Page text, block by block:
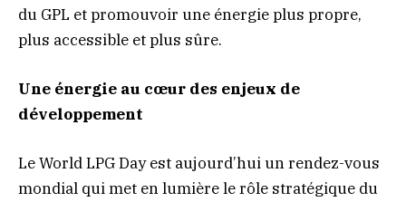
du GPL et promouvoir une énergie plus propre,
plus accessible et plus sûre.
Une énergie au cœur des enjeux de
développement
Le World LPG Day est aujourd’hui un rendez-vous
mondial qui met en lumière le rôle stratégique du